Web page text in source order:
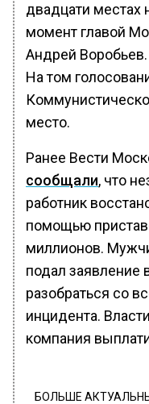
двадцати
момент главой
Андрей
На том
место.
Ранее Вести
сообщали, что
работник
помощью
миллионов.
подал заявление
разобраться со
инцидента.
компания
БОЛЬШЕ